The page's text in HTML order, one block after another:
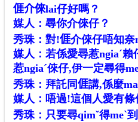
𠊎介倈lai仔好嗎？
媒人：尋你介倈仔？
秀珠：對!𠊎介倈仔唔知奈
媒人：若係愛尋惹ngiaˊ賴
惹ngiaˊ倈仔,伊一定尋得
秀珠：拜託同𠊎講,係麼
媒人：唔過!這個人愛有條
秀珠：只要尋qimˇ得meˋ